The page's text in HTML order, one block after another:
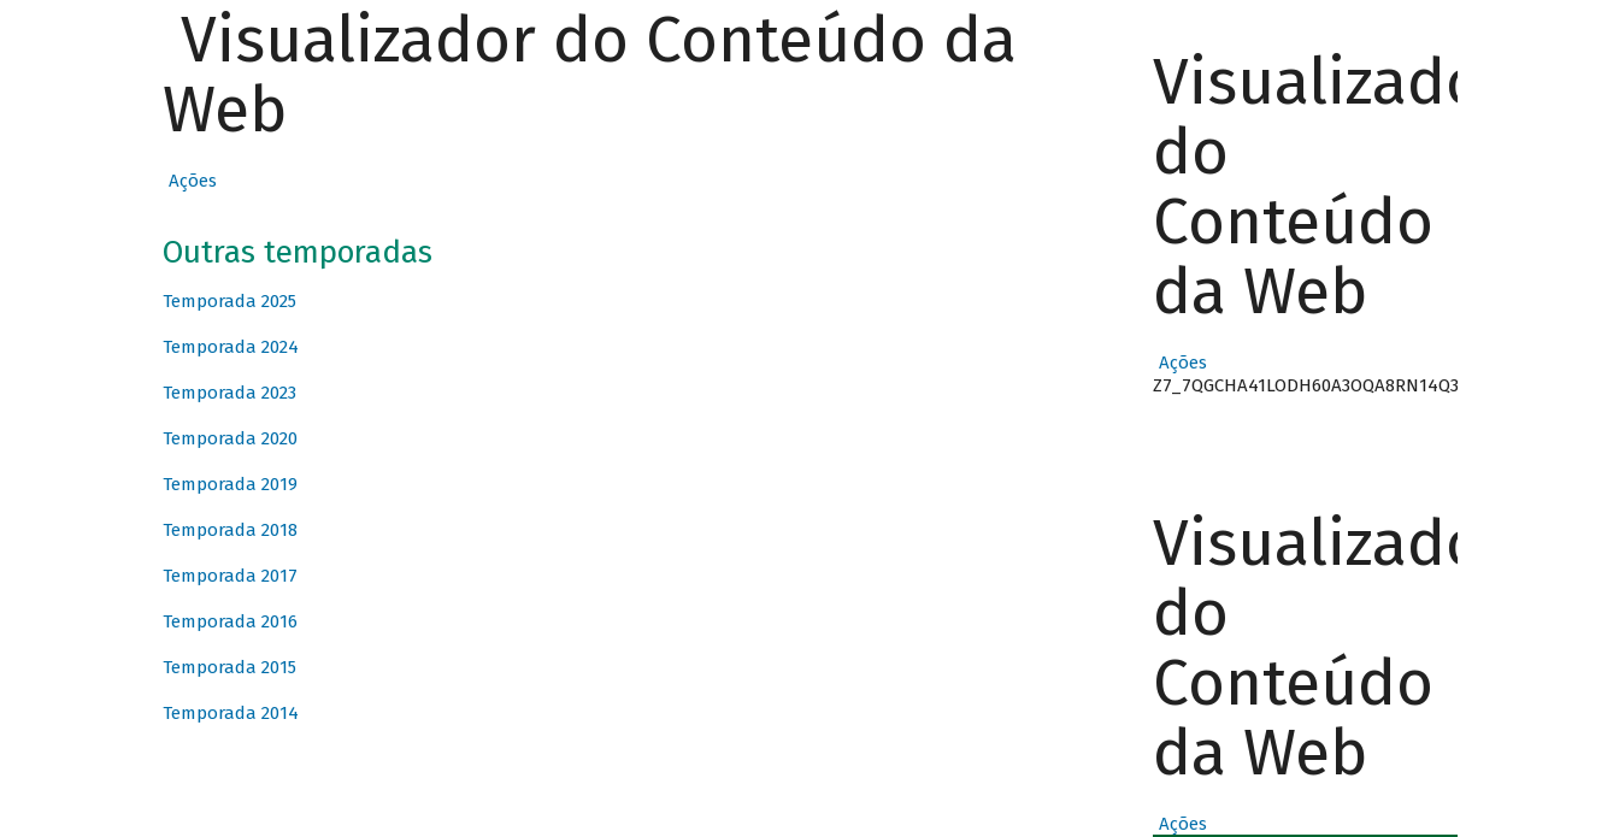
Visualizador do Conteúdo da
Web
Ações
Outras temporadas
Temporada 2025
Temporada 2024
Temporada 2023
Temporada 2020
Temporada 2019
Temporada 2018
Temporada 2017
Temporada 2016
Temporada 2015
Temporada 2014
Visualizador
do
Conteúdo
da Web
Ações
Z7_7QGCHA41LODH60A3OQA8RN14Q3
Visualizador
do
Conteúdo
da Web
Ações